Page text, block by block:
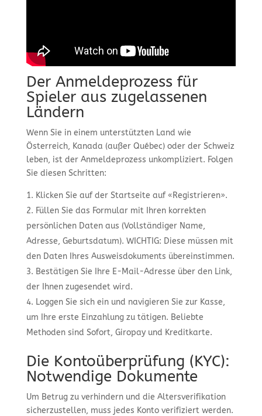
Der Anmeldeprozess für
Spieler aus zugelassenen
Ländern
Wenn Sie in einem unterstützten Land wie
Österreich, Kanada (außer Québec) oder der Schweiz
leben, ist der Anmeldeprozess unkompliziert. Folgen
Sie diesen Schritten:
Klicken Sie auf der Startseite auf «Registrieren».
Füllen Sie das Formular mit Ihren korrekten
persönlichen Daten aus (Vollständiger Name,
Adresse, Geburtsdatum). WICHTIG: Diese müssen mit
den Daten Ihres Ausweisdokuments übereinstimmen.
Bestätigen Sie Ihre E-Mail-Adresse über den Link,
der Ihnen zugesendet wird.
Loggen Sie sich ein und navigieren Sie zur Kasse,
um Ihre erste Einzahlung zu tätigen. Beliebte
Methoden sind Sofort, Giropay und Kreditkarte.
Die Kontoüberprüfung (KYC):
Notwendige Dokumente
Um Betrug zu verhindern und die Altersverifikation
sicherzustellen, muss jedes Konto verifiziert werden.